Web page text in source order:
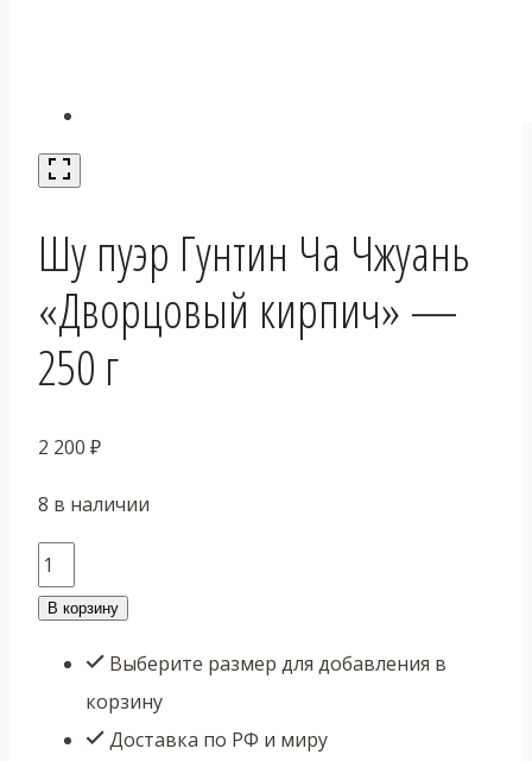
Шу пуэр Гунтин Ча Чжуань
«Дворцовый кирпич» —
250 г
2 200 ₽
8 в наличии
Количество
товара
пуэр
Гунтин
В корзину
Выберите размер для добавления в
корзину
Доставка по РФ и миру